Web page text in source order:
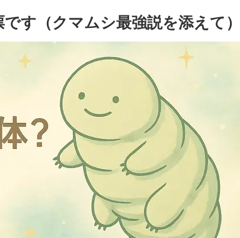
す（クマムシ最強説を添えて）